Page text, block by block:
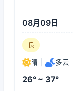
08月09日
良
晴 多云
26° ~ 37°